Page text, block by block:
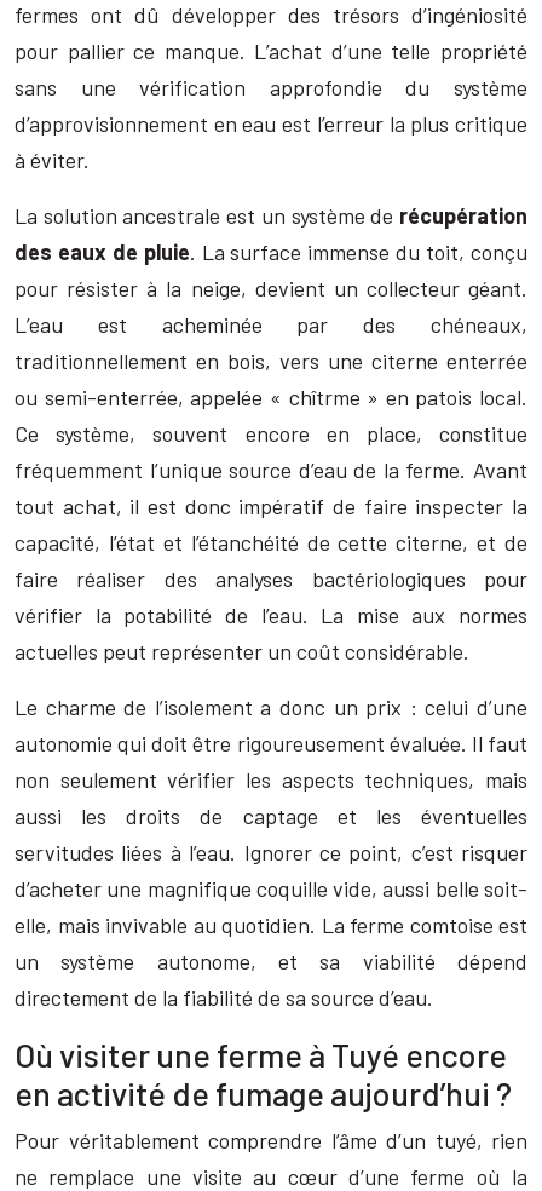
fermes ont dû développer des trésors d’ingéniosité
pour pallier ce manque. L’achat d’une telle propriété
sans une vérification approfondie du système
d’approvisionnement en eau est l’erreur la plus critique
à éviter.
La solution ancestrale est un système de récupération
des eaux de pluie. La surface immense du toit, conçu
pour résister à la neige, devient un collecteur géant.
L’eau est acheminée par des chéneaux,
traditionnellement en bois, vers une citerne enterrée
ou semi-enterrée, appelée « chîtrme » en patois local.
Ce système, souvent encore en place, constitue
fréquemment l’unique source d’eau de la ferme. Avant
tout achat, il est donc impératif de faire inspecter la
capacité, l’état et l’étanchéité de cette citerne, et de
faire réaliser des analyses bactériologiques pour
vérifier la potabilité de l’eau. La mise aux normes
actuelles peut représenter un coût considérable.
Le charme de l’isolement a donc un prix : celui d’une
autonomie qui doit être rigoureusement évaluée. Il faut
non seulement vérifier les aspects techniques, mais
aussi les droits de captage et les éventuelles
servitudes liées à l’eau. Ignorer ce point, c’est risquer
d’acheter une magnifique coquille vide, aussi belle soit-
elle, mais invivable au quotidien. La ferme comtoise est
un système autonome, et sa viabilité dépend
directement de la fiabilité de sa source d’eau.
Où visiter une ferme à Tuyé encore
en activité de fumage aujourd’hui ?
Pour véritablement comprendre l’âme d’un tuyé, rien
ne remplace une visite au cœur d’une ferme où la